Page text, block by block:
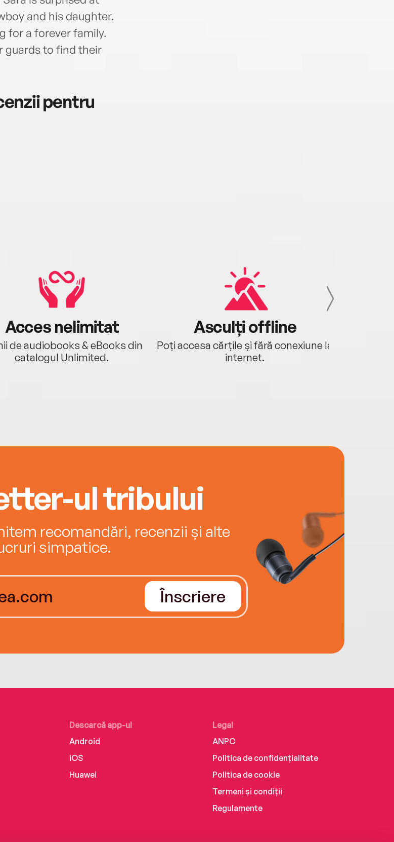
and his daughter.
for a forever family.
guards to find their
pentru
Acces nelimitat
de audiobooks & eBooks din
catalogul Unlimited.
Asculți offline
Poți accesa cărțile și fără conexiune la
internet.
ul tribului
recomandări, recenzii și alte
simpatice.
Înscriere
Descarcă app-ul
Android
iOS
Huawei
Legal
ANPC
Politica de confidențialitate
Politica de cookie
Termeni și condiții
Regulamente